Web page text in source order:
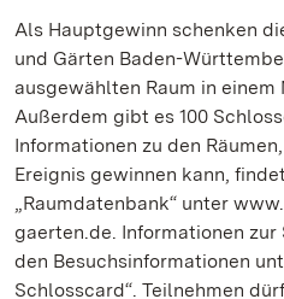
Als Hauptgewinn schenken
und Gärten Baden-
ausgewählten Raum in einem
Außerdem gibt es 100
Informationen zu den
Ereignis gewinnen kann,
„Raumdatenbank“ unter
gaerten.de. Informationen
den Besuchsinformationen
Schlosscard“. Teilnehmen